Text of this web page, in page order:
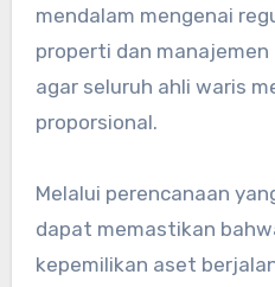
mendalam mengenai
properti dan
agar seluruh ahli waris
proporsional.
Melalui perencanaan
dapat memastikan
kepemilikan aset